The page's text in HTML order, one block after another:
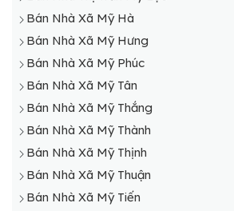
Bán Nhà Xã Mỹ Hà
Bán Nhà Xã Mỹ Hưng
Bán Nhà Xã Mỹ Phúc
Bán Nhà Xã Mỹ Tân
Bán Nhà Xã Mỹ Thắng
Bán Nhà Xã Mỹ Thành
Bán Nhà Xã Mỹ Thịnh
Bán Nhà Xã Mỹ Thuận
Bán Nhà Xã Mỹ Tiến